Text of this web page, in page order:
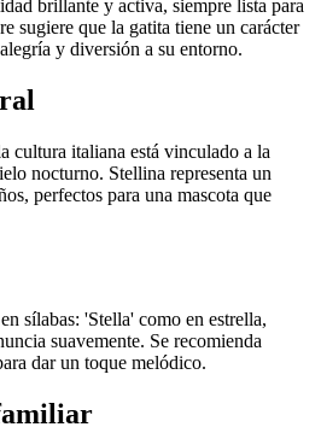
brillante y activa, siempre lista para
sugiere que la gatita tiene un carácter
y diversión a su entorno.
cultura italiana está vinculado a la
nocturno. Stellina representa un
perfectos para una mascota que
sílabas: 'Stella' como en estrella,
suavemente. Se recomienda
dar un toque melódico.